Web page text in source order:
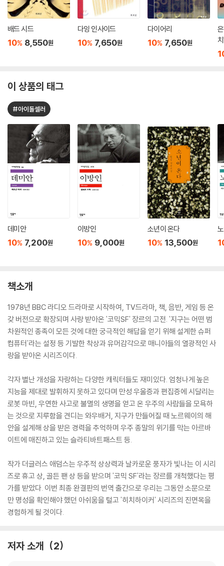
배드 시드
10% 8,550원
다잉 인사이드
10% 7,650원
다이어리
10% 7,650원
이 상품의 태그
#아이돌셀러
데미안
10% 7,200원
이방인
10% 9,000원
소년이 온다
10% 13,500원
책소개
1978년 BBC 라디오 드라마로 시작하여, TV드라마, 책, 음반, 게임 등 온
갖 버전으로 확장되며 사랑 받아온 '코믹SF' 장르의 고전. '지구는 어떤 범
차원적인 종족이 모든 것에 대한 궁극적인 해답을 얻기 위해 설계한 슈퍼
컴퓨터'라는 설정 등 기발한 착상과 유머감각으로 매니아들의 열광적인 사
랑을 받아온 시리즈이다.
각자 별난 개성을 자랑하는 다양한 캐릭터들도 재미있다. 엄청나게 높은
지능을 제대로 발휘하지 못하고 있다며 만성 우울증과 편집증에 시달리는
로봇 마빈, 우연한 사고로 불멸의 생명을 얻고 온 우주의 사람들을 모욕하
는 것으로 지루함을 견디는 와우배거, 지구가 만들어질 때 노르웨이의 해
안을 설계해 상을 받은 경력을 추억하며 우주 종말의 위기를 막는 아르바
이트에 매진하고 있는 슬라티바트패스트 등.
작가 더글러스 애덤스는 우주적 상상력과 날카로운 풍자가 빛나는 이 시리
즈로 휴고 상, 골든 팬 상 등을 받으며 '코믹 SF'라는 장르를 개척했다는 평
가를 받았다. 이번 최종 완결판의 번역 출간으로 우리는 그동안 소문으로
만 명성을 확인해야 했던 아쉬움을 털고 '히치하이커' 시리즈의 진면목을
경험하게 될 것이다.
저자 소개 2